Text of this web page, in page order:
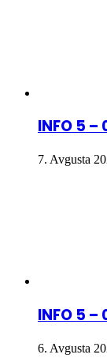
INFO 5 –
7. Avgusta
INFO 5 –
6. Avgusta